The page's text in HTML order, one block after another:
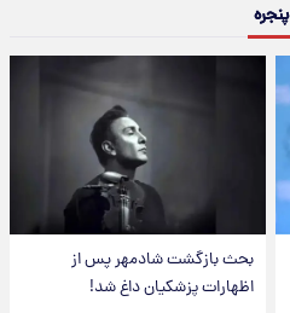
پنجره
بحث بازگشت شادمهر پس از
اظهارات پزشکیان داغ شد!